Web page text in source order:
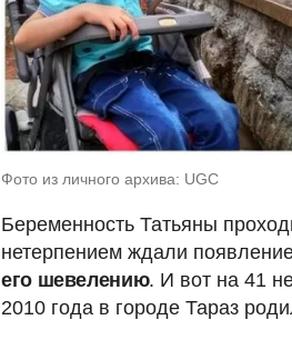
Фото из личного архива: UGC
Беременность Татьяны
нетерпением ждали
его шевелению. И вот на 41
2010 года в городе Тараз